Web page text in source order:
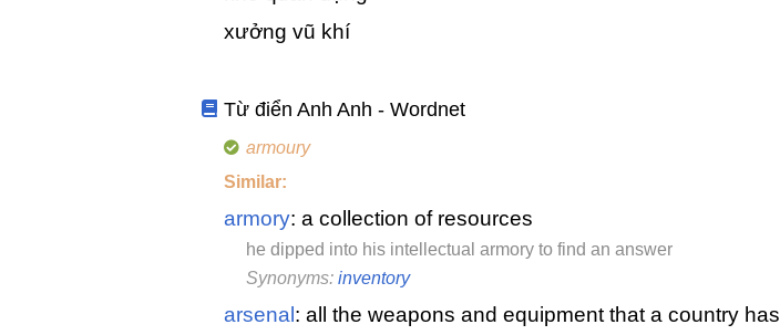
xưởng vũ khí
Từ điển Anh Anh - Wordnet
armoury
Similar:
armory: a collection of resources
he dipped into his intellectual armory to find an answer
Synonyms: inventory
arsenal : all the weapons and equipment that a country has